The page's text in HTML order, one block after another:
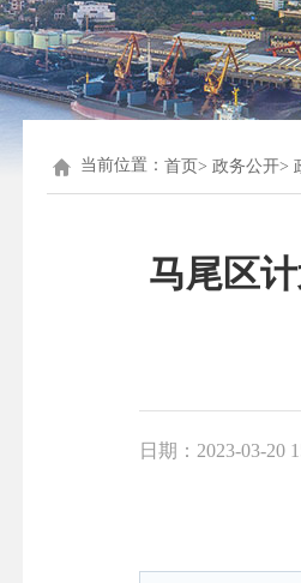
当前位置：首页 政务公开
马尾区
日期：2023-03-20